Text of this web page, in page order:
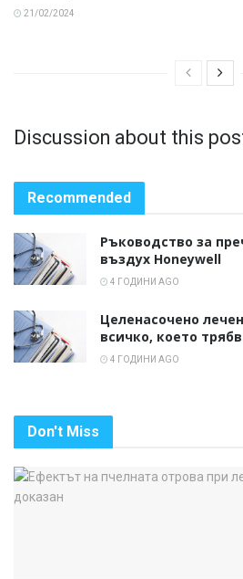
21/02/2024
Discussion about this
Recommended
Ръководство за
въздух Honeywell
4 ГОДИНИ AGO
Целенасочено
всичко, което
4 ГОДИНИ AGO
Don't Miss